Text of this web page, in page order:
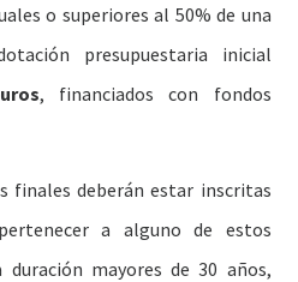
o superiores al 50% de una
presupuestaria inicial
, financiados con fondos
finales deberán estar inscritas
a alguno de estos
mayores de 30 años,